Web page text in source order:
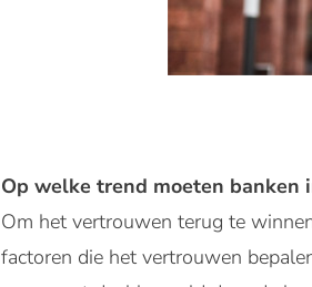
Op welke trend moeten banken
Om het vertrouwen terug te
factoren die het vertrouwen